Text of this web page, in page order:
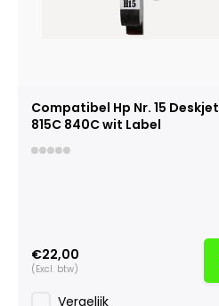
Compatibel Hp Nr. 15 Deskjet
815C 840C wit Label
€22,00
(Excl. btw)
Vergelijk